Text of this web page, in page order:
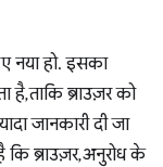
हो. इसका
है, ताकि ब्राउज़र को
जानकारी दी जा
ब्राउज़र, अनुरोध के